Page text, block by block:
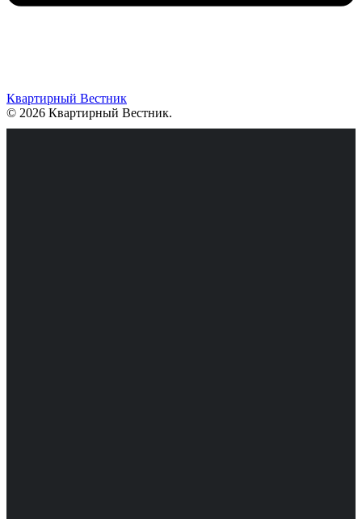
Квартирный Вестник
© 2026 Квартирный Вестник.